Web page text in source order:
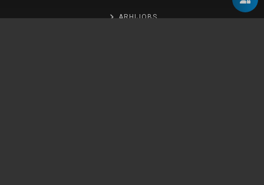
ARHIJOBS